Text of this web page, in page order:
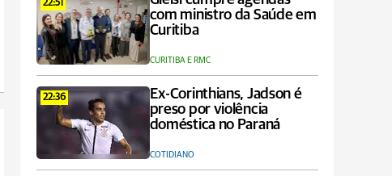
22:51
com ministro da Saúde em
Curitiba
CURITIBA E RMC
22:36
Ex-Corinthians, Jadson é
preso por violência
doméstica no Paraná
COTIDIANO